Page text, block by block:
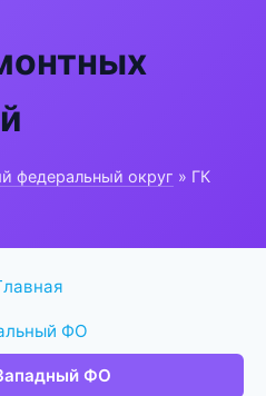
федеральный округ » ГК
ФО
ФО